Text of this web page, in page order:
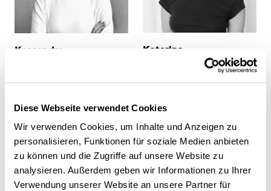
Diese Webseite verwendet Cookies
Wir verwenden Cookies, um Inhalte und Anzeigen zu
personalisieren, Funktionen für soziale Medien anbieten
zu können und die Zugriffe auf unsere Website zu
analysieren. Außerdem geben wir Informationen zu Ihrer
Verwendung unserer Website an unsere Partner für
Kassandra
Katerina
M.Sc. Architektur